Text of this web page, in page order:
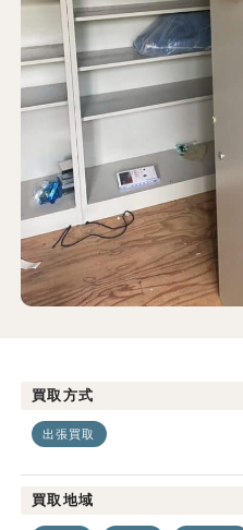
買取方式
出張買取
買取地域